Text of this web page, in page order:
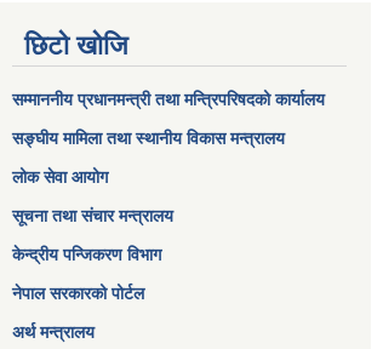
छिटो खोजि
सम्माननीय प्रधानमन्त्री तथा मन्त्रिपरिषद‌को कार्यालय
सङ्घीय मामिला तथा स्थानीय विकास मन्त्रालय
लोक सेवा आयोग
सूचना तथा संचार मन्त्रालय
केन्द्रीय पन्जिकरण विभाग
नेपाल सरकारको पोर्टल
अर्थ मन्त्रालय